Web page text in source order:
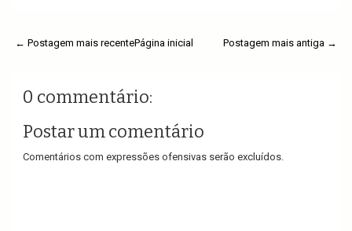
← Postagem mais recente Postagem mais antiga →
Página inicial
0 commentário:
Postar um comentário
Comentários com expressões ofensivas serão excluídos.